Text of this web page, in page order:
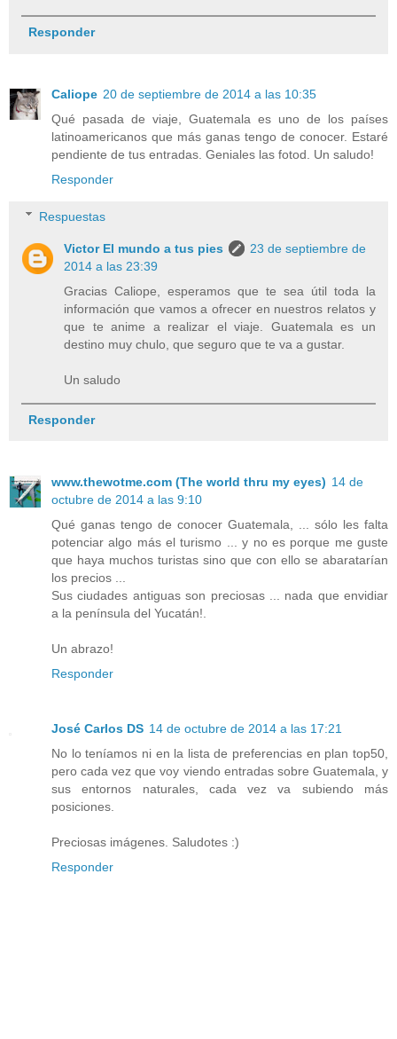
Responder
Caliope 20 de septiembre de 2014 a las 10:35
Qué pasada de viaje, Guatemala es uno de los países
latinoamericanos que más ganas tengo de conocer. Estaré
pendiente de tus entradas. Geniales las fotod. Un saludo!
Responder
Respuestas
Victor El mundo a tus pies
23 de septiembre de
2014 a las 23:39
Gracias Caliope, esperamos que te sea útil toda la
información que vamos a ofrecer en nuestros relatos y
que te anime a realizar el viaje. Guatemala es un
destino muy chulo, que seguro que te va a gustar.
Un saludo
Responder
www.thewotme.com (The world thru my eyes) 14 de
octubre de 2014 a las 9:10
Qué ganas tengo de conocer Guatemala, ... sólo les falta
potenciar algo más el turismo ... y no es porque me guste
que haya muchos turistas sino que con ello se abaratarían
los precios ...
Sus ciudades antiguas son preciosas ... nada que envidiar
a la península del Yucatán!.
Un abrazo!
Responder
José Carlos DS 14 de octubre de 2014 a las 17:21
No lo teníamos ni en la lista de preferencias en plan top50,
pero cada vez que voy viendo entradas sobre Guatemala, y
sus entornos naturales, cada vez va subiendo más
posiciones.
Preciosas imágenes. Saludotes :)
Responder